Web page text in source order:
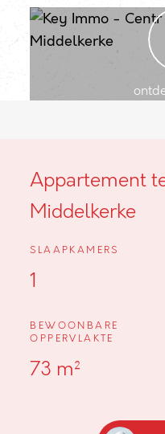
Appartement
Middelkerke
SLAAPKAMERS
1
BEWOONBARE
OPPERVLAKTE
73 m²